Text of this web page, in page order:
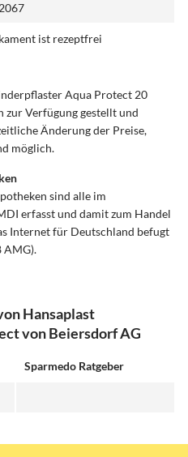
ist rezeptfrei
Aqua Protect 20
zur Verfügung gestellt und
Änderung der Preise,
möglich.
sind alle im
erfasst und damit zum Handel
Internet für Deutschland befugt
AMG).
Hansaplast
von Beiersdorf AG
Sparmedo Ratgeber